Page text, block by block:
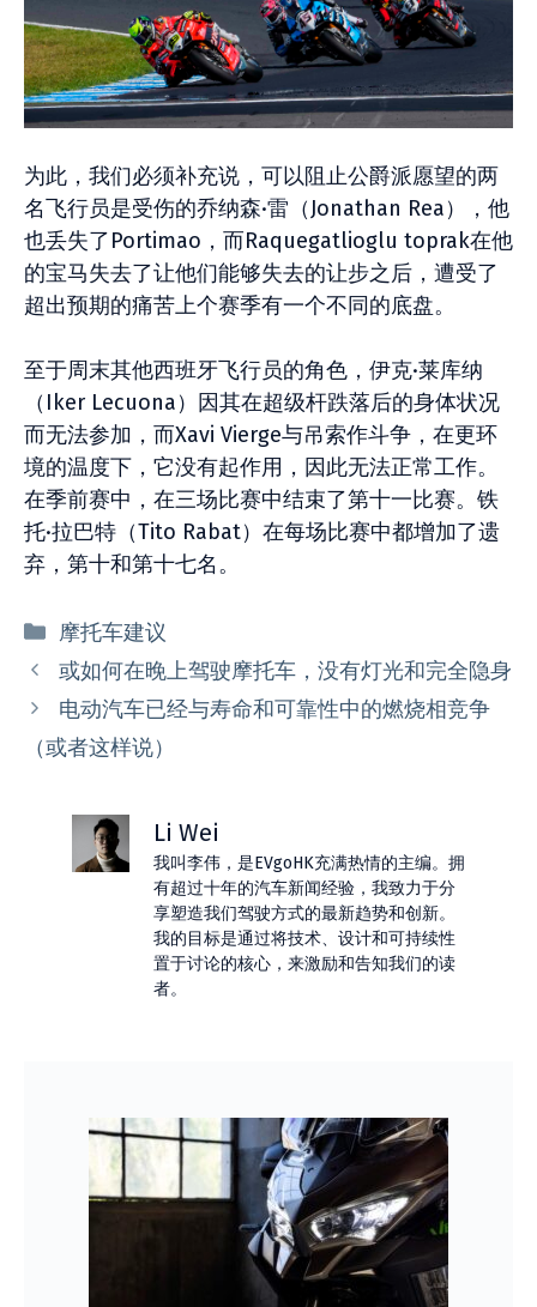
为此，我们必须补充说，可以阻止公爵派愿望的两
名飞行员是受伤的乔纳森·雷（Jonathan Rea），他
也丢失了Portimao，而Raquegatlioglu toprak在他
的宝马失去了让他们能够失去的让步之后，遭受了
超出预期的痛苦上个赛季有一个不同的底盘。
至于周末其他西班牙飞行员的角色，伊克·莱库纳
（Iker Lecuona）因其在超级杆跌落后的身体状况
而无法参加，而Xavi Vierge与吊索作斗争，在更环
境的温度下，它没有起作用，因此无法正常工作。
在季前赛中，在三场比赛中结束了第十一比赛。铁
托·拉巴特（Tito Rabat）在每场比赛中都增加了遗
弃，第十和第十七名。
分
类
摩托车建议
或如何在晚上驾驶摩托车，没有灯光和完全隐身
电动汽车已经与寿命和可靠性中的燃烧相竞争
（或者这样说）
Li Wei
我叫李伟，是EVgoHK充满热情的主编。拥
有超过十年的汽车新闻经验，我致力于分
享塑造我们驾驶方式的最新趋势和创新。
我的目标是通过将技术、设计和可持续性
置于讨论的核心，来激励和告知我们的读
者。